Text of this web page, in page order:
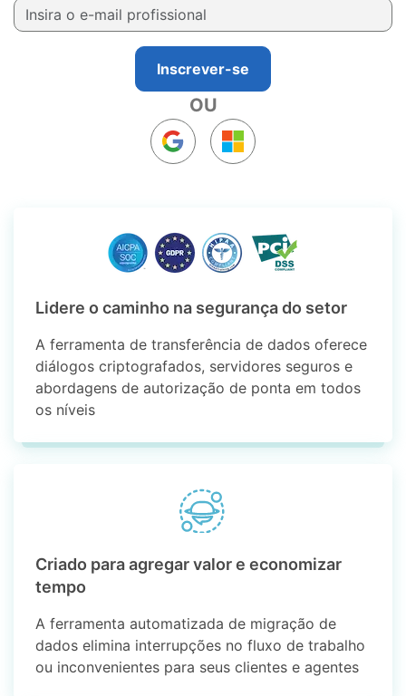
Inscrever-se
OU
Lidere o caminho na segurança do setor
A ferramenta de transferência de dados oferece
diálogos criptografados, servidores seguros e
abordagens de autorização de ponta em todos
os níveis
Criado para agregar valor e economizar
tempo
A ferramenta automatizada de migração de
dados elimina interrupções no fluxo de trabalho
ou inconvenientes para seus clientes e agentes